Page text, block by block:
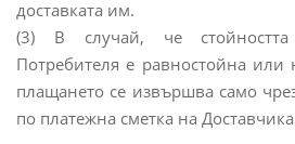
доставката им.
(3) В случай, че
Потребителя е равностойна
плащането се извършва само
по платежна сметка на